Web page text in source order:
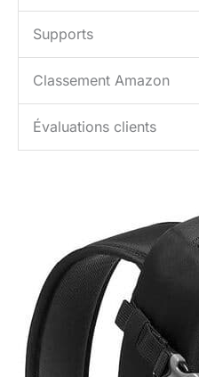
Supports
Classement Amazon
Évaluations clients